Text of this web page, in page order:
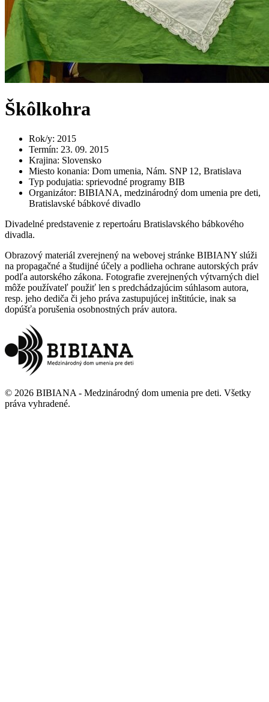
Škôlkohra
Rok/y: 2015
Termín: 23. 09. 2015
Krajina: Slovensko
Miesto konania: Dom umenia, Nám. SNP 12, Bratislava
Typ podujatia: sprievodné programy BIB
Organizátor: BIBIANA, medzinárodný dom umenia pre deti,
Bratislavské bábkové divadlo
Divadelné predstavenie z repertoáru Bratislavského bábkového
divadla.
Obrazový materiál zverejnený na webovej stránke BIBIANY slúži
na propagačné a študijné účely a podlieha ochrane autorských práv
podľa autorského zákona. Fotografie zverejnených výtvarných diel
môže používateľ použiť len s predchádzajúcim súhlasom autora,
resp. jeho dediča či jeho práva zastupujúcej inštitúcie, inak sa
dopúšťa porušenia osobnostných práv autora.
© 2026 BIBIANA - Medzinárodný dom umenia pre deti. Všetky
práva vyhradené.